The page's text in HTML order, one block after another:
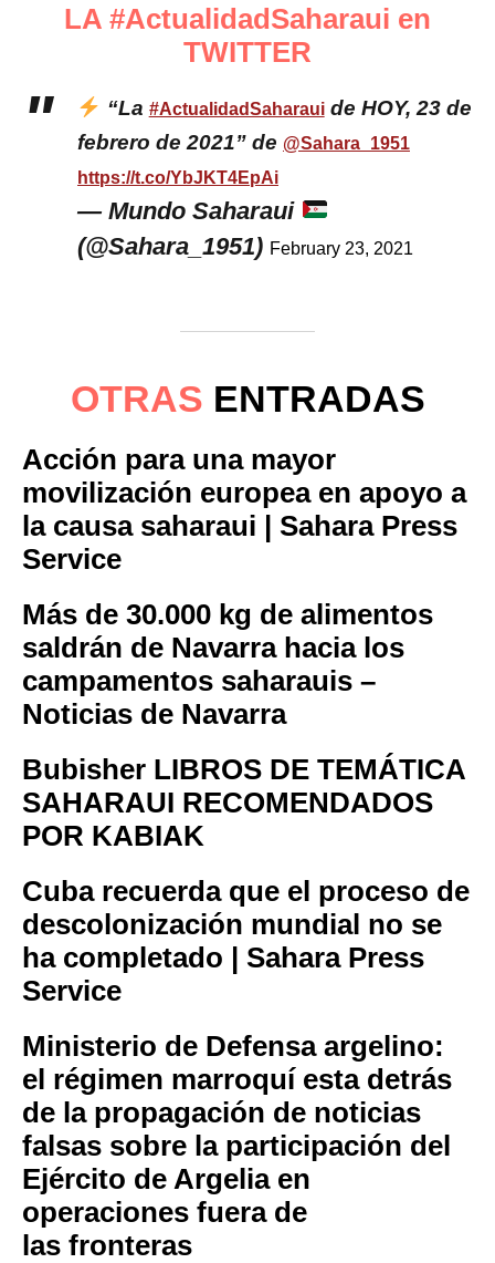
LA #ActualidadSaharaui en
TWITTER
“La #ActualidadSaharauide HOY, 23 de
febrero de 2021” de @Sahara_1951
https://t.co/YbJKT4EpAi
— Mundo Saharaui
(@Sahara_1951) February 23, 2021
OTRAS ENTRADAS
Acción para una mayor
movilización europea en apoyo a
la causa saharaui | Sahara Press
Service
Más de 30.000 kg de alimentos
saldrán de Navarra hacia los
campamentos saharauis –
Noticias de Navarra
Bubisher LIBROS DE TEMÁTICA
SAHARAUI RECOMENDADOS
POR KABIAK
Cuba recuerda que el proceso de
descolonización mundial no se
ha completado | Sahara Press
Service
Ministerio de Defensa argelino:
el régimen marroquí esta detrás
de la propagación de noticias
falsas sobre la participación del
Ejército de Argelia en
operaciones fuera de
las fronteras